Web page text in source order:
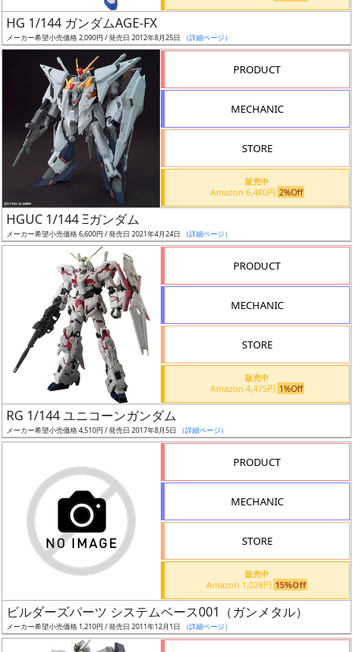
日
発
売
シュ
通知
対象
ギ
ャ
ラ
価
格
定
予
HG 1/144 ガンダムAGE-FX
メーカー希望小売価格 2,090円 / 発売日 2012年8月25日 （詳細ページ）
PRODUCT
MECHANIC
STORE
販売中
Amazon 6,480円 2%Off
HGUC 1/144 Ξガンダム
メーカー希望小売価格 6,600円 / 発売日 2021年4月24日 （詳細ページ）
PRODUCT
MECHANIC
STORE
販売中
Amazon 4,475円 1%Off
RG 1/144 ユニコーンガンダム
メーカー希望小売価格 4,510円 / 発売日 2017年8月5日 （詳細ページ）
PRODUCT
MECHANIC
STORE
販売中
Amazon 1,028円 15%Off
ビルダーズパーツ システムベース001（ガンメタル）
メーカー希望小売価格 1,210円 / 発売日 2011年12月1日 （詳細ページ）